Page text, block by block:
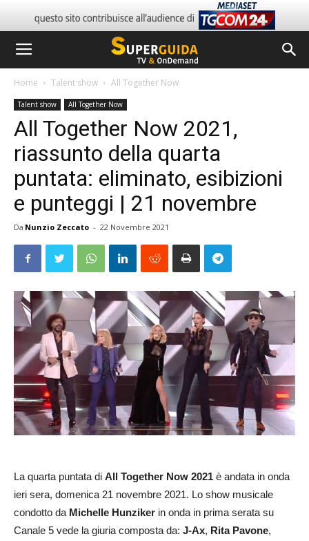
Home Talent show All Together Now
Talent show All Together Now
All Together Now 2021,
riassunto della quarta
puntata: eliminato, esibizioni
e punteggi | 21 novembre
Da Nunzio Zeccato - 22 Novembre 2021
La quarta puntata di All Together Now 2021 è andata in onda
ieri sera, domenica 21 novembre 2021. Lo show musicale
condotto da Michelle Hunziker in onda in prima serata su
Canale 5 vede la giuria composta da: J-Ax, Rita Pavone,